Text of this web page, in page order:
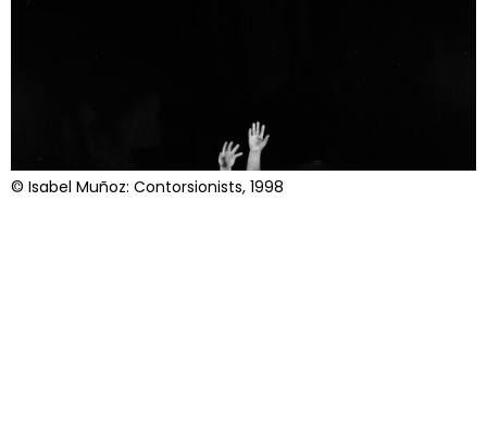
© Isabel Muñoz: Contorsionists, 1998